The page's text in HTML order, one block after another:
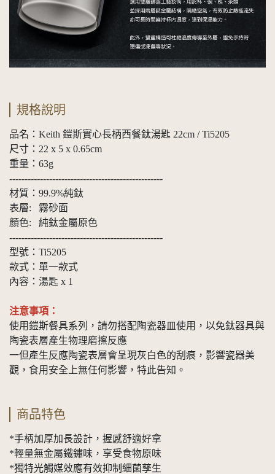
規格說明
品名：Keith 鎧斯實心長柄西餐鈦湯匙 22cm / Ti5205
尺寸：22 x 5 x 0.65cm
重量：63g
--------------------------------------------------
材質：99.9%純鈦
表層: 霧砂面
顏色: 純鈦金屬原色
--------------------------------------------------
型號：Ti5205
款式：單一款式
內容：湯匙 x 1
注意事項：
使用鎧斯餐具系列，請勿搭配陶瓷器皿使用，以免鈦器具與
陶瓷表層產生物理磨擦反應
一但產生反應陶瓷表層會呈現灰白色的刮痕，影響瓷器美
觀，食用安全上無任何影響，特此告知。
商品特色
*手柄加厚加長設計，握感舒適好拿
*輕量無金屬鐵鏽味，享受食物原味
*獨特光觸媒效應有效抑制細菌孳生